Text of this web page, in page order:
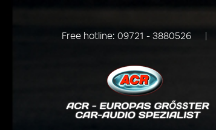
Free hotline: 09721 - 3880526